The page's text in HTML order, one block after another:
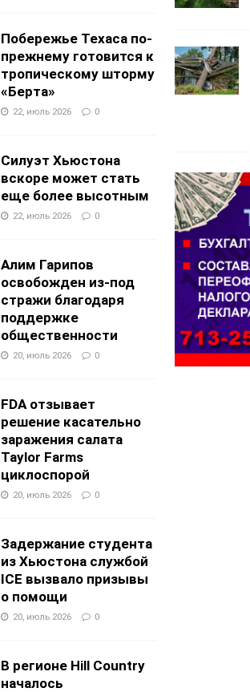
Побережье Техаса по-
прежнему готовится к
тропическому шторму
«Берта»
22, июль 2026 0
Силуэт Хьюстона
вскоре может стать
еще более высотным
22, июль 2026 0
Алим Гарипов
освобожден из-под
стражи благодаря
поддержке
общественности
20, июль 2026 0
FDA отзывает
решение касательно
заражения салата
Taylor Farms
циклоспорой
20, июль 2026 0
Задержание студента
из Хьюстона службой
ICE вызвало призывы
о помощи
20, июль 2026 0
В регионе Hill Country
началось